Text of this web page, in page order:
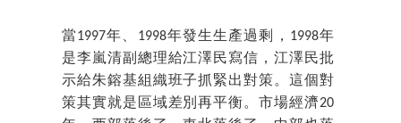
當1997年、1998年發生生產過剩，1998年
是李嵐清副總理給江澤民寫信，江澤民批
示給朱鎔基組織班子抓緊出對策。這個對
策其實就是區域差別再平衡。市場經濟20